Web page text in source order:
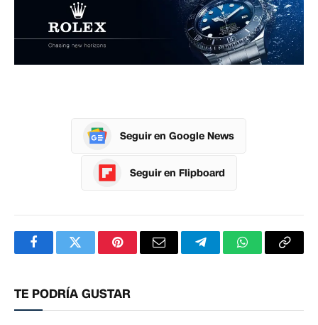
Seguir en Google News
Seguir en Flipboard
FacebookTwitterPinterestCorreoTelegramWhatsApp
TE PODRÍA GUSTAR